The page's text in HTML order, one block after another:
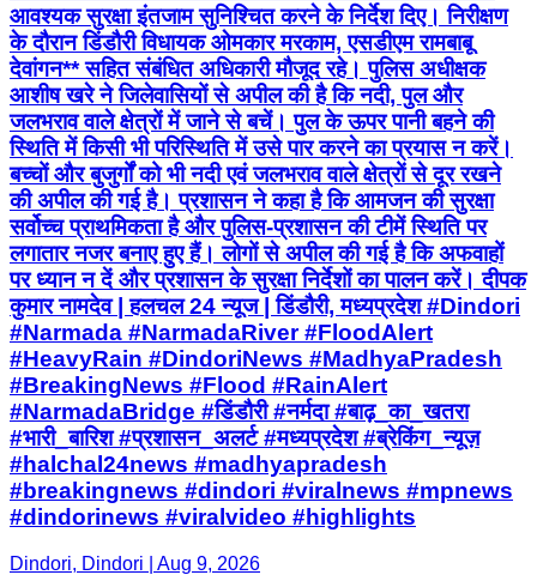
आवश्यक सुरक्षा इंतजाम सुनिश्चित करने के निर्देश दिए। निरीक्षण
के दौरान डिंडौरी विधायक ओमकार मरकाम, एसडीएम रामबाबू
देवांगन** सहित संबंधित अधिकारी मौजूद रहे। पुलिस अधीक्षक
आशीष खरे ने जिलेवासियों से अपील की है कि नदी, पुल और
जलभराव वाले क्षेत्रों में जाने से बचें। पुल के ऊपर पानी बहने की
स्थिति में किसी भी परिस्थिति में उसे पार करने का प्रयास न करें।
बच्चों और बुजुर्गों को भी नदी एवं जलभराव वाले क्षेत्रों से दूर रखने
की अपील की गई है। प्रशासन ने कहा है कि आमजन की सुरक्षा
सर्वोच्च प्राथमिकता है और पुलिस-प्रशासन की टीमें स्थिति पर
लगातार नजर बनाए हुए हैं। लोगों से अपील की गई है कि अफवाहों
पर ध्यान न दें और प्रशासन के सुरक्षा निर्देशों का पालन करें। दीपक
कुमार नामदेव | हलचल 24 न्यूज | डिंडौरी, मध्यप्रदेश #Dindori
#Narmada #NarmadaRiver #FloodAlert
#HeavyRain #DindoriNews #MadhyaPradesh
#BreakingNews #Flood #RainAlert
#NarmadaBridge #डिंडौरी #नर्मदा #बाढ़_का_खतरा
#भारी_बारिश #प्रशासन_अलर्ट #मध्यप्रदेश #ब्रेकिंग_न्यूज़
#halchal24news #madhyapradesh
#breakingnews #dindori #viralnews #mpnews
#dindorinews #viralvideo #highlights
Dindori, Dindori | Aug 9, 2026